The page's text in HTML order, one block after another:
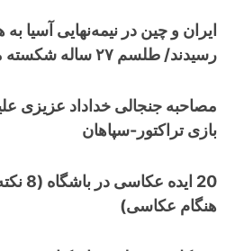
ایران و چین در نیمه‌نهایی آسیا به
رسیدند/ طلسم ۲۷ ساله شکسته می‌شود؟
مصاحبه جنجالی خداداد عزیزی
بازی تراکتور-سپاهان
20 ایده
هنگام عکاسی)